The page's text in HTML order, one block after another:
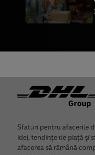
Footer
Sfaturi pentru afacerile
idei, tendințe de piață și
afacerea să rămână